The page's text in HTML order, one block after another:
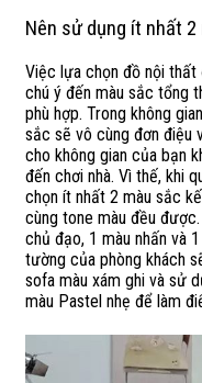
Nên sử dụng ít nhất 2
Việc lựa chọn đồ nội
chú ý đến màu sắc tổng
phù hợp. Trong không
sắc sẽ vô cùng đơn điệu
cho không gian của bạn
đến chơi nhà. Vì thế, khi
chọn ít nhất 2 màu sắc
cùng tone màu đều
chủ đạo, 1 màu nhấn và
tường của phòng khách
sofa màu xám ghi và sử
màu Pastel nhẹ để làm